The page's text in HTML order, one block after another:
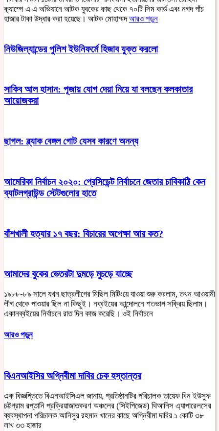
ক্যাম্পে এ এ অভিযানে আটক যুবকের কাছ থেকে ৭০টি সিম কার্ড এবং নগদ পাঁচ
হাজার টাকা উদ্ধার করা হয়েছে। আটক মোহাম্মদআরও পড়ুন
নিউজিল্যান্ডের পুলিশ ইউনিফর্মে হিজাব যুক্ত করলো
সাকিব আল হাসান: পূজায় যোগ দেয়া নিয়ে যা বলছেন কলকাতার
আয়োজকরা
ছাগল: ব্ল্যাক বেঙ্গল গোট যেসব কারণে অনন্য
আমেরিকা নির্বাচন ২০২০: প্রেসিডেন্ট নির্বাচনে জেতার চাবিকাঠি কেন
ব্যাটলগ্রাউন্ড স্টেটগুলোর হাতে
বাঁশখালী হত্যার ১৭ বছর: বিচারের অপেক্ষা আর কত?
আমাদের বুকের ভেতরটা দুমড়ে মুচড়ে যাচ্ছে
১৯৮৮-৮৯ সালে যখন ছাত্রলীগের মিছিল মিটিংয়ে যাওয়া শুরু করলাম, তখন আওয়ামী
লীগ থেকে পাওয়ার ছিল না কিছুই। নব্বইয়ের আন্দোলনে শতভাগ সক্রিয় ছিলাম।
একানব্বইয়ের নির্বাচনে রাত দিন কাজ করেছি। ওই নির্বাচনে
আরও পড়ুন
বিএনআইসির অগ্নিবীমা দাবির চেক হস্তান্তর
এক বিজ্ঞপ্তিতে বিএনআইসিএল জানায়, প্রতিষ্ঠানটির পরিচালক তায়েফ বিন ইউসুফ
চট্টগ্রাম রপ্তানি প্রক্রিয়াজাতকরণ অঞ্চলের (সিইপিজেড) থিআনিস এ্যাপারেলসের
ব্যবস্থাপনা পরিচালক আনিসুর রহমান খানের কাছে অগ্নিবীমা দাবির ১ কোটি ৩৮
লাখ ৩৩ হাজার